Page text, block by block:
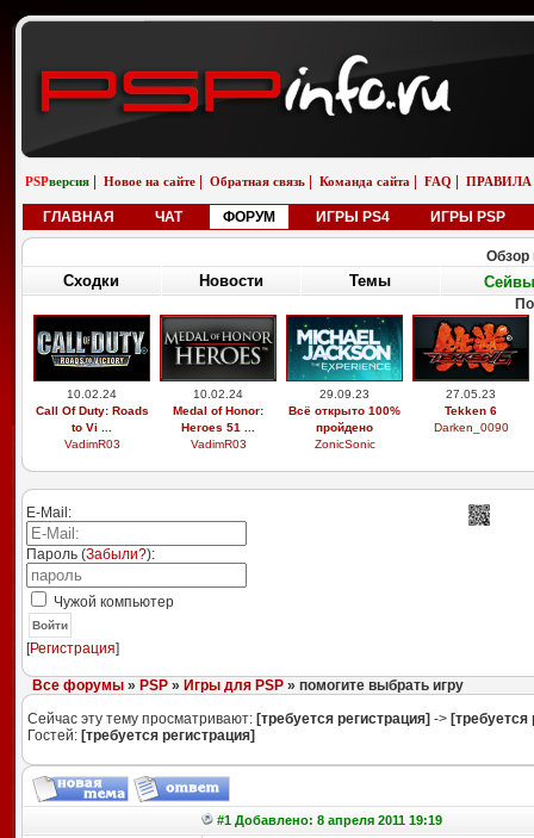
PSPверсия Новое на сайте Обратная связь Команда сайта FAQ ПРАВИЛА
ГЛАВНАЯ ЧАТ ФОРУМ ИГРЫ PS4 ИГРЫ PSP
Обзор
Сходки Новости Темы Сейвы
10.02.24
Call Of Duty: Roads
to Vi ...
VadimR03
10.02.24
Medal of Honor:
Heroes 51 ...
VadimR03
29.09.23
Всё открыто 100%
пройдено
ZonicSonic
27.05.23
Tekken 6
Darken_0090
E-Mail:
Пароль (Забыли?):
Чужой компьютер
Войти
[Регистрация]
Все форумы» PSP» Игры для PSP» помогите выбрать игру
Сейчас эту тему просматривают: [требуется регистрация] -> [требуется
Гостей: [требуется регистрация]
#1 Добавлено: 8 апреля 2011 19:19